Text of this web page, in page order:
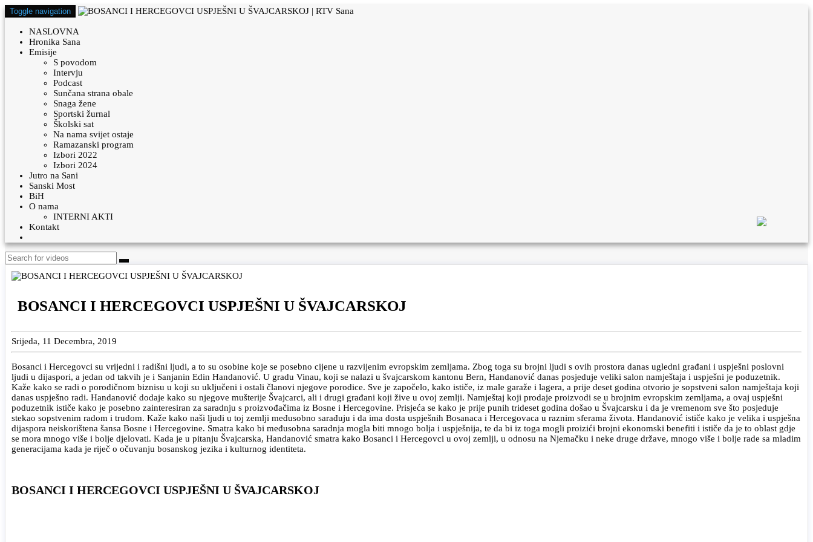
Toggle navigation
NASLOVNA
Hronika Sana
Emisije
S povodom
Intervju
Podcast
Sunčana strana obale
Snaga žene
Sportski žurnal
Školski sat
Na nama svijet ostaje
Ramazanski program
Izbori 2022
Izbori 2024
Jutro na Sani
Sanski Most
BiH
O nama
INTERNI AKTI
Kontakt
BOSANCI I HERCEGOVCI USPJEŠNI U ŠVAJCARSKOJ
Srijeda, 11 Decembra, 2019
Bosanci i Hercegovci su vrijedni i radišni ljudi, a to su osobine koje se posebno cijene u razvijenim evropskim zemljama. Zbog toga su brojni ljudi s ovih prostora danas ugledni građani i uspješni poslovni
ljudi u dijaspori, a jedan od takvih je i Sanjanin Edin Handanović. U gradu Vinau, koji se nalazi u švajcarskom kantonu Bern, Handanović danas posjeduje veliki salon namještaja i uspješni je poduzetnik.
Kaže kako se radi o porodičnom biznisu u koji su uključeni i ostali članovi njegove porodice. Sve je započelo, kako ističe, iz male garaže i lagera, a prije deset godina otvorio je sopstveni salon namještaja koji
danas uspješno radi. Handanović dodaje kako su njegove mušterije Švajcarci, ali i drugi građani koji žive u ovoj zemlji. Namještaj koji prodaje proizvodi se u brojnim evropskim zemljama, a ovaj uspješni
poduzetnik ističe kako je posebno zainteresiran za saradnju s proizvođačima iz Bosne i Hercegovine. Prisjeća se kako je prije punih trideset godina došao u Švajcarsku i da je vremenom sve što posjeduje
stekao sopstvenim radom i trudom. Kaže kako naši ljudi u toj zemlji međusobno sarađuju i da ima dosta uspješnih Bosanaca i Hercegovaca u raznim sferama života. Handanović ističe kako je velika i uspješna
dijaspora neiskorištena šansa Bosne i Hercegovine. Smatra kako bi međusobna saradnja mogla biti mnogo bolja i uspješnija, te da bi iz toga mogli proizići brojni ekonomski benefiti i ističe da je to oblast gdje
se mora mnogo više i bolje djelovati. Kada je u pitanju Švajcarska, Handanović smatra kako Bosanci i Hercegovci u ovoj zemlji, u odnosu na Njemačku i neke druge države, mnogo više i bolje rade sa mladim
generacijama kada je riječ o očuvanju bosanskog jezika i kulturnog identiteta.
BOSANCI I HERCEGOVCI USPJEŠNI U ŠVAJCARSKOJ